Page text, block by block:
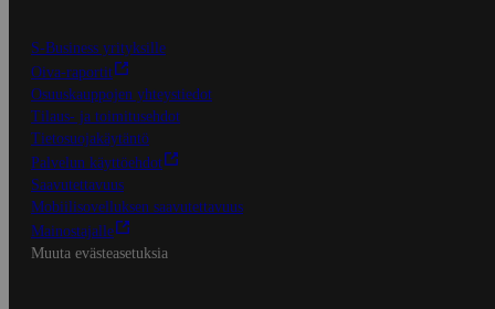
S-Business yrityksille
Oiva-raportit
Osuuskauppojen yhteystiedot
Tilaus- ja toimitusehdot
Tietosuojakäytäntö
Palvelun käyttöehdot
Saavutettavuus
Mobiilisovelluksen saavutettavuus
Mainostajalle
Muuta evästeasetuksia